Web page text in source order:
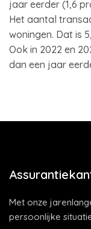
jaar eerder (1,6
Het aantal
woningen. Dat is
Ook in 2022 en
dan een jaar
Met onze
persoonlijke